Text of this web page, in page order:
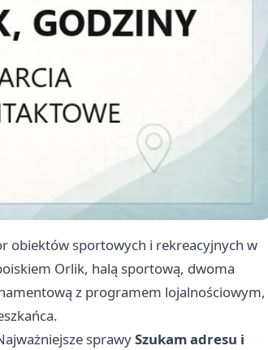
obiektów sportowych i rekreacyjnych w
Orlik, halą sportową, dwoma
z programem lojalnościowym,
sprawySzukam adresu i